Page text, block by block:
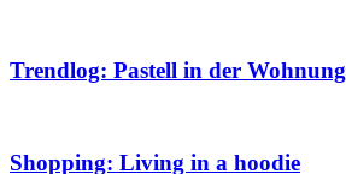
Trendlog: Pastell in der Wohnung
Shopping: Living in a hoodie